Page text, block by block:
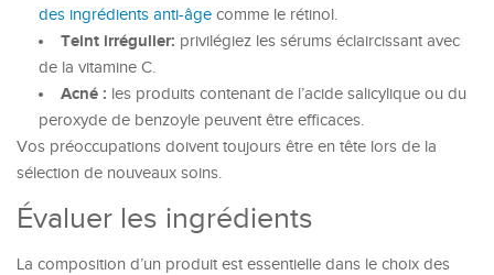
des ingrédients anti-âge comme le rétinol.
Teint irrégulier: privilégiez les sérums éclaircissant avec
de la vitamine C.
Acné : les produits contenant de l’acide salicylique ou du
peroxyde de benzoyle peuvent être efficaces.
Vos préoccupations doivent toujours être en tête lors de la
sélection de nouveaux soins.
Évaluer les ingrédients
La composition d’un produit est essentielle dans le choix des